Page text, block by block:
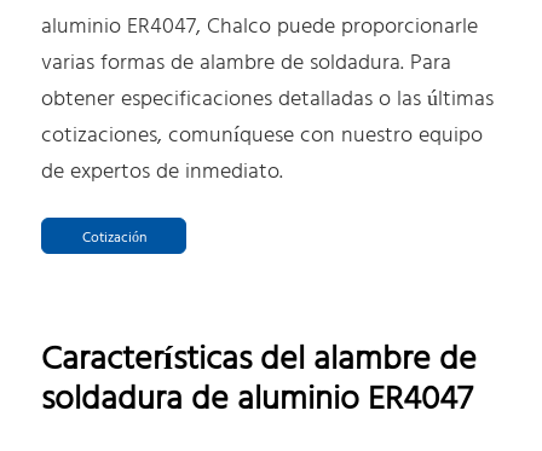
aluminio ER4047, Chalco puede proporcionarle
varias formas de alambre de soldadura. Para
obtener especificaciones detalladas o las últimas
cotizaciones, comuníquese con nuestro equipo
de expertos de inmediato.
Cotización
Características del alambre de
soldadura de aluminio ER4047